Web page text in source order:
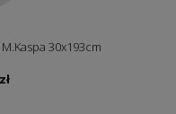
30x193cm
zł